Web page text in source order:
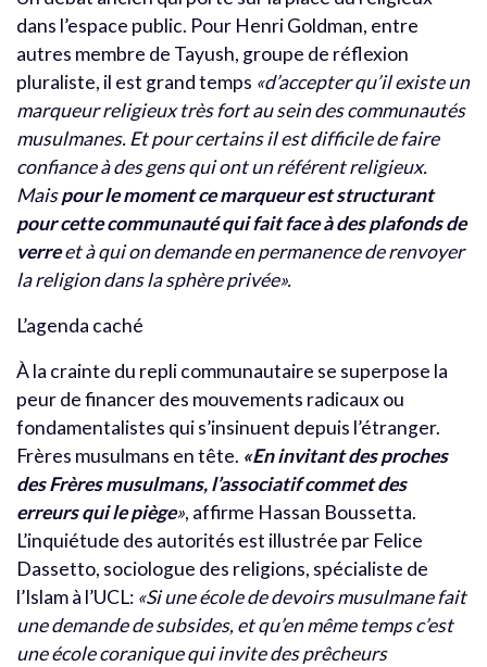
dans l’espace public. Pour Henri Goldman, entre
autres membre de Tayush, groupe de réflexion
pluraliste, il est grand temps «d’accepter qu’il existe un
marqueur religieux très fort au sein des communautés
musulmanes. Et pour certains il est difficile de faire
confiance à des gens qui ont un référent religieux.
Maispour le moment ce marqueur est structurant
pour cette communauté qui fait face à des plafonds de
verreet à qui on demande en permanence de renvoyer
la religion dans la sphère privée».
L’agenda caché
À la crainte du repli communautaire se superpose la
peur de financer des mouvements radicaux ou
fondamentalistes qui s’insinuent depuis l’étranger.
Frères musulmans en tête. «En invitant des proches
des Frères musulmans, l’associatif commet des
erreurs qui le piège», affirme Hassan Boussetta.
L’inquiétude des autorités est illustrée par Felice
Dassetto, sociologue des religions, spécialiste de
l’Islam à l’UCL: «Si une école de devoirs musulmane fait
une demande de subsides, et qu’en même temps c’est
une école coranique qui invite des prêcheurs